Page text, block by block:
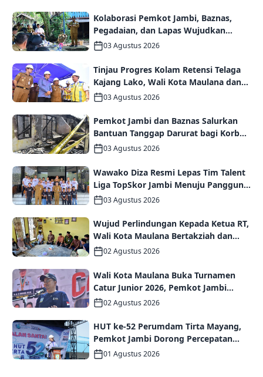
Kolaborasi Pemkot Jambi, Baznas,
Pegadaian, dan Lapas Wujudkan
Rumah Layak Huni bagi Warga Kurang
Mampu
03 Agustus 2026
Tinjau Progres Kolam Retensi Telaga
Kajang Lako, Wali Kota Maulana dan
Komisi V DPR RI Optimistis Kota Jambi
03 Agustus 2026
Pemkot Jambi dan Baznas Salurkan
Bantuan Tanggap Darurat bagi Korban
Kebakaran Asrama Polda Jambi
03 Agustus 2026
Wawako Diza Resmi Lepas Tim Talent
Liga TopSkor Jambi Menuju Panggung
Nasional
03 Agustus 2026
Wujud Perlindungan Kepada Ketua RT,
Wali Kota Maulana Bertakziah dan
Serahkan Santunan Jaminan Kematian
kepada Ahli Waris
02 Agustus 2026
Wali Kota Maulana Buka Turnamen
Catur Junior 2026, Pemkot Jambi
Siapkan Fasilitas Olahraga Baru untuk
02 Agustus 2026
HUT ke-52 Perumdam Tirta Mayang,
Pemkot Jambi Dorong Percepatan
Perbaikan Jaringan dan Layanan
Pelanggan
01 Agustus 2026